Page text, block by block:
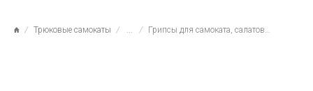
Трюковые самокаты